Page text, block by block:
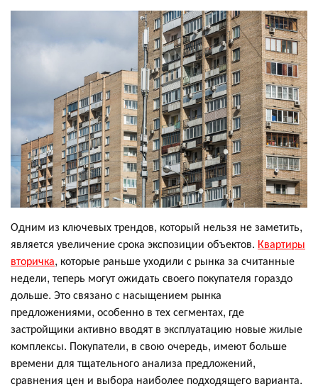
Одним из ключевых трендов, который нельзя не заметить,
является увеличение срока экспозиции объектов. Квартиры
вторичка, которые раньше уходили с рынка за считанные
недели, теперь могут ожидать своего покупателя гораздо
дольше. Это связано с насыщением рынка
предложениями, особенно в тех сегментах, где
застройщики активно вводят в эксплуатацию новые жилые
комплексы. Покупатели, в свою очередь, имеют больше
времени для тщательного анализа предложений,
сравнения цен и выбора наиболее подходящего варианта.